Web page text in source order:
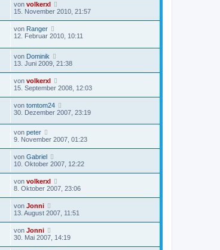
von volkerxl
15. November 2010, 21:57
von Ranger
12. Februar 2010, 10:11
von Dominik
13. Juni 2009, 21:38
von volkerxl
15. September 2008, 12:03
von tomtom24
30. Dezember 2007, 23:19
von peter
9. November 2007, 01:23
von Gabriel
10. Oktober 2007, 12:22
von volkerxl
8. Oktober 2007, 23:06
von Jonni
13. August 2007, 11:51
von Jonni
30. Mai 2007, 14:19